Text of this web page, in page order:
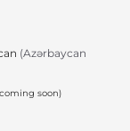
(Azərbaycan
soon)